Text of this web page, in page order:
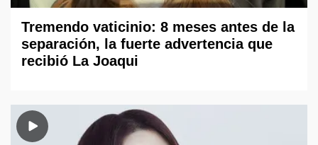
Tremendo vaticinio: 8 meses antes de la
separación, la fuerte advertencia que
recibió La Joaqui